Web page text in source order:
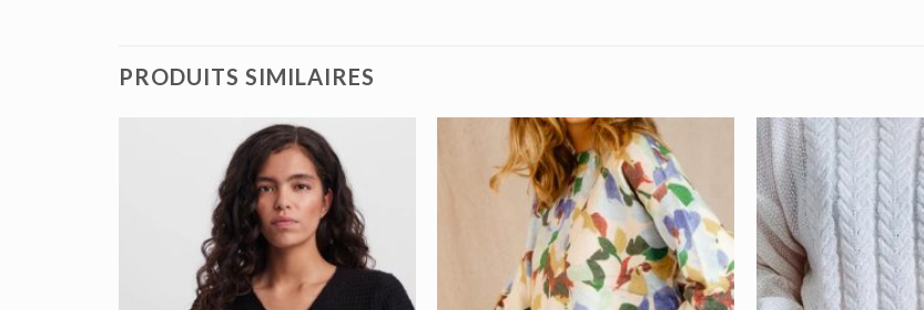
PRODUITS SIMILAIRES